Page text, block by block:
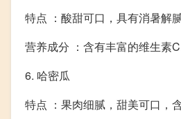
特点 ：酸甜可口，具有消暑解腻
营养成分 ：含有丰富的维生素C
6. 哈密瓜
特点 ：果肉细腻，甜美可口，